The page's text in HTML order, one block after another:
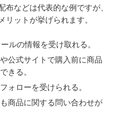
布などは代表的な例ですが、
リットが挙げられます。
ルの情報を受け取れる。
公式サイトで購入前に商品
きる。
ォローを受けられる。
商品に関する問い合わせが